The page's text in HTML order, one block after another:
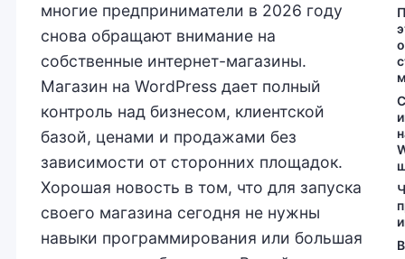
многие предприниматели в 2026 году
снова обращают внимание на
собственные интернет-магазины.
Магазин на WordPress дает полный
контроль над бизнесом, клиентской
базой, ценами и продажами без
зависимости от сторонних площадок.
Хорошая новость в том, что для запуска
своего магазина сегодня не нужны
навыки программирования или большая